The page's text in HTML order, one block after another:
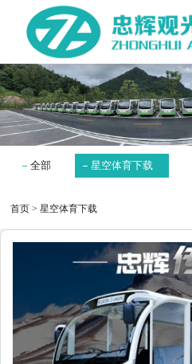
全部 星空体育下载
首页 >星空体育下载